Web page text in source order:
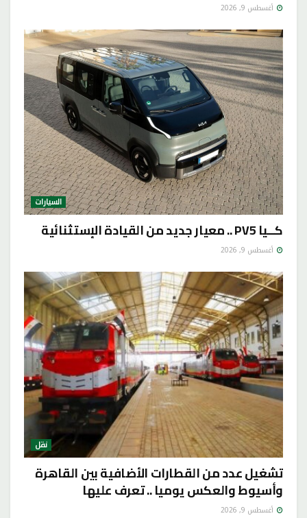
أغسطس 9, 2026
السيارات
كــيا PV5 .. معيار جديد من القيادة الإستثنائية
أغسطس 9, 2026
نقل
تشغيل عدد من القطارات الأضافية بين القاهرة
وأسيوط والعكس يوميا .. تعرف عليها
أغسطس 9, 2026